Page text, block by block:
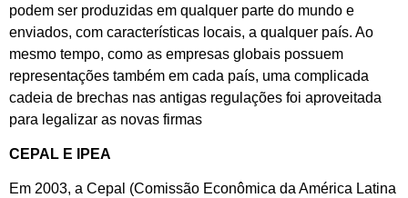
podem ser produzidas em qualquer parte do mundo e
enviados, com características locais, a qualquer país. Ao
mesmo tempo, como as empresas globais possuem
representações também em cada país, uma complicada
cadeia de brechas nas antigas regulações foi aproveitada
para legalizar as novas firmas
CEPAL E IPEA
Em 2003, a Cepal (Comissão Econômica da América Latina